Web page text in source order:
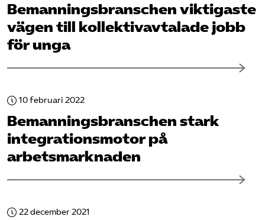
In english
Bemannings­branschen viktigaste
vägen till kollektiv­avtalade jobb
för unga
10 februari 2022
Bemannings­branschen stark
integrationsmotor på
arbetsmarknaden
22 december 2021